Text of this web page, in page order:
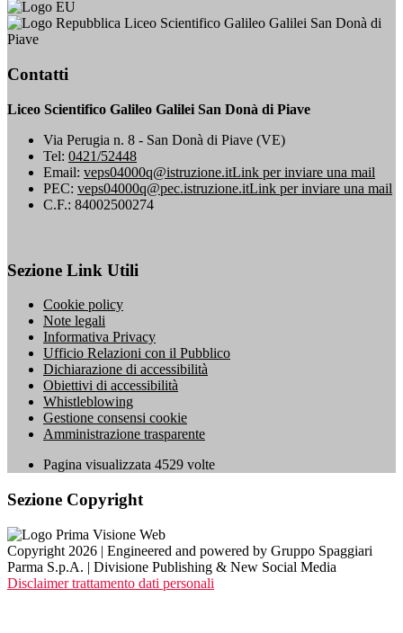
Liceo Scientifico Galileo Galilei San Donà di
Piave
Contatti
Liceo Scientifico Galileo Galilei San Donà di Piave
Via Perugia n. 8 - San Donà di Piave (VE)
Tel: 0421/52448
Email: veps04000q@istruzione.itLink per inviare una mail
PEC: veps04000q@pec.istruzione.itLink per inviare una mail
C.F.: 84002500274
Sezione Link Utili
Cookie policy
Note legali
Informativa Privacy
Ufficio Relazioni con il Pubblico
Dichiarazione di accessibilità
Obiettivi di accessibilità
Whistleblowing
Gestione consensi cookie
Amministrazione trasparente
Pagina visualizzata 4529 volte
Sezione Copyright
Copyright 2026 | Engineered and powered by Gruppo Spaggiari
Parma S.p.A. | Divisione Publishing & New Social Media
Disclaimer trattamento dati personali